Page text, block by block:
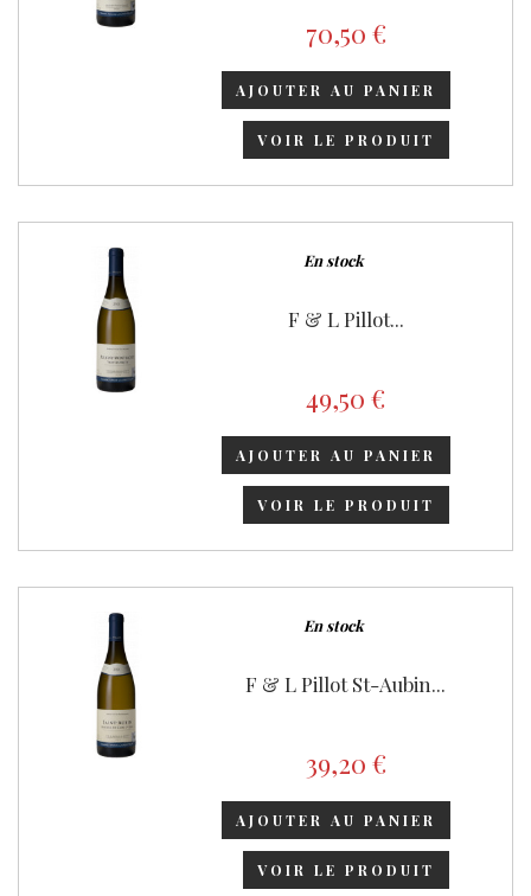
70,50 €
AJOUTER AU PANIER
VOIR LE PRODUIT
En stock
F & L Pillot...
49,50 €
AJOUTER AU PANIER
VOIR LE PRODUIT
En stock
F & L Pillot St-Aubin...
39,20 €
AJOUTER AU PANIER
VOIR LE PRODUIT